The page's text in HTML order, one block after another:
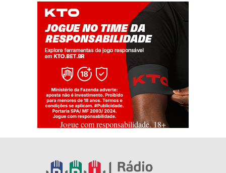
Jogue com responsabilidade. 18+